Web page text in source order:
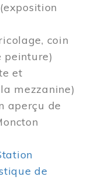
(exposition
coin
peinture)
et
mezzanine)
aperçu de
de